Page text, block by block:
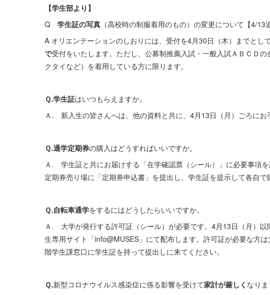
【学生部より】
Q 学生証の写真 （高校時の制服着用のもの）の変更について【4/13
A オリエンテーションのしおりには、受付を4月30日（木）までとし
で受付をいたします。ただし、公募制推薦入試・一般入試ＡＢＣＤ
クタイなど）を着用している方に限ります。
Ｑ.学生証はいつもらえますか。
Ａ. 新入生の皆さんへは、他の資料と共に、4月13日（月）ごろにお
Ｑ.通学定期券の購入はどうすればいいですか。
Ａ. 学生証と共にお届けする「在学確認票（シール）」に必要事項
定期券売り場に「定期券申込書」を提出し、学生証を提示して各自で
Ｑ.自転車通学をするにはどうしたらいいですか。
Ａ. 大学が発行する許可証（シール）が必要です。4月13日（月）
生専用サイト「info@MUSES」にて配布します。許可証が必要な方
階学生課窓口に学生証を持って提出しに来てください。
Ｑ.新型コロナウイルス感染症に係る影響を受けて家計が厳しく なりま